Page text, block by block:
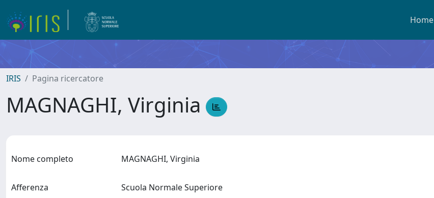
Home
IRIS Pagina ricercatore
MAGNAGHI, Virginia
Nome completo MAGNAGHI, Virginia
Afferenza Scuola Normale Superiore